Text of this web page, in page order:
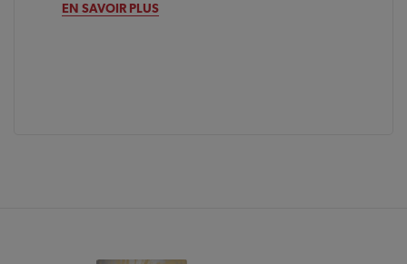
EN SAVOIR PLUS